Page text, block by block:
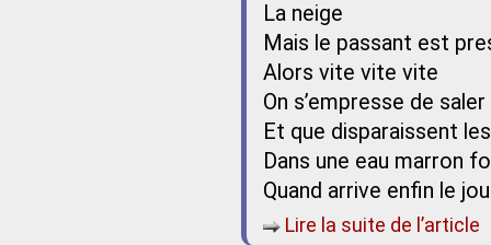
La neige
Mais le passant est
Alors vite vite vite
On s’empresse de saler
Et que disparaissent
Dans une eau marron
Quand arrive enfin le
Lire la suite de l’article